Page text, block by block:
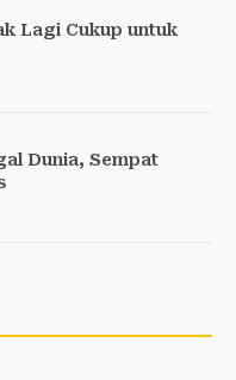
Lagi Cukup untuk
Dunia, Sempat